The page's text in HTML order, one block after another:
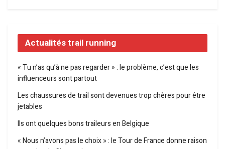
Actualités trail running
« Tu n’as qu’à ne pas regarder » : le problème, c’est que les
influenceurs sont partout
Les chaussures de trail sont devenues trop chères pour être
jetables
Ils ont quelques bons traileurs en Belgique
« Nous n’avons pas le choix » : le Tour de France donne raison